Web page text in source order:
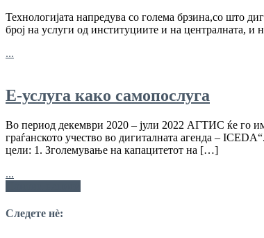
Технологијата напредува со голема брзина,со што
број на услуги од институциите и на централната, и
...
Е-услуга како самопослуга
Во период декември 2020 – јули 2022 АГТИС ќе го
граѓанското учество во дигиталната агенда –
цели: 1. Зголемување на капацитетот на […]
...
Навигација
на
Следете нѐ: